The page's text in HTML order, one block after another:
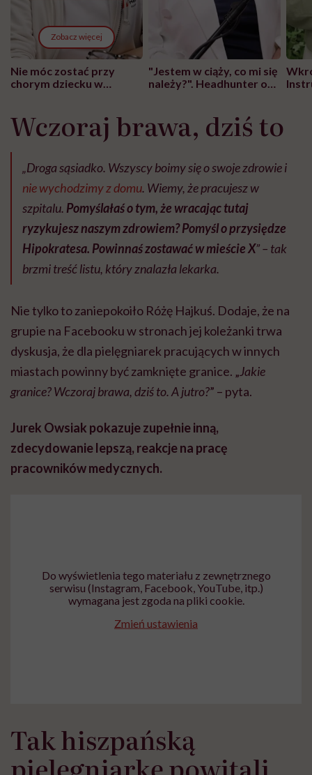
Zobacz więcej
Nie móc zostać przy
chorym dziecku w
może chyba tylko
głupota i brak
"Jestem w ciąży, co mi się
należy?". Headhunter o
pracy
Wczoraj brawa, dziś to
„Droga sąsiadko. Wszyscy boimy się o swoje zdrowie i
nie wychodzimy z domu. Wiemy, że pracujesz w
szpitalu. Pomyślałaś o tym, że wracając tutaj
ryzykujesz naszym zdrowiem? Pomyśl o przysiędze
Hipokratesa. Powinnaś zostawać w mieście X” – tak
brzmi treść listu, który znalazła lekarka.
Nie tylko to zaniepokoiło Różę Hajkuś. Dodaje, że na
grupie na Facebooku w stronach jej koleżanki trwa
dyskusja, że dla pielęgniarek pracujących w innych
miastach powinny być zamknięte granice. „Jakie
granice? Wczoraj brawa, dziś to. A jutro?” – pyta.
Jurek Owsiak pokazuje zupełnie inną,
zdecydowanie lepszą, reakcje na pracę
pracowników medycznych.
Do wyświetlenia tego materiału z zewnętrznego
serwisu (Instagram, Facebook, YouTube, itp.)
wymagana jest zgoda na pliki cookie.
Zmień ustawienia
Tak hiszpańską